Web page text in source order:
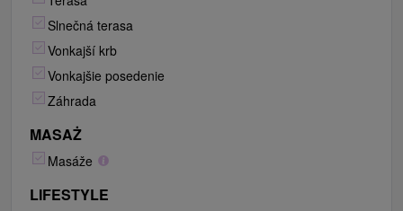
Slnečná terasa
Vonkajší krb
Vonkajšie posedenie
Záhrada
MASAŻ
Masáže
LIFESTYLE